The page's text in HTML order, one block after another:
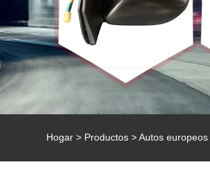
Hogar > Productos >Autos europeos